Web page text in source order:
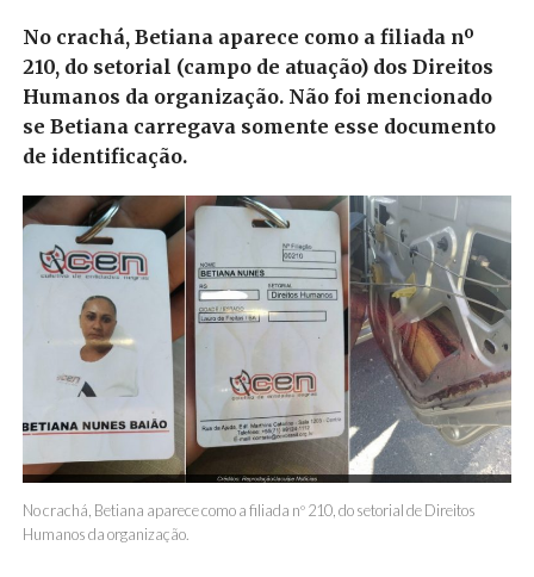
No crachá, Betiana aparece como a filiada nº
210, do setorial (campo de atuação) dos Direitos
Humanos da organização. Não foi mencionado
se Betiana carregava somente esse documento
de identificação.
No crachá, Betiana aparece como a filiada nº 210, do setorial de Direitos
Humanos da organização.